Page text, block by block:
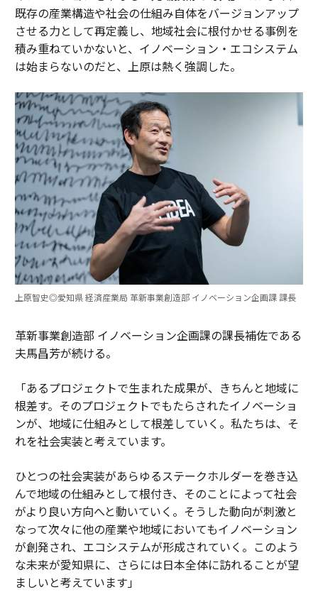
既存の産業構造や社会の仕組み自体をバージョンアップ
させる力として再定義し、地域社会に根付かせる事例を
積み重ねていかないと、イノベーション・エコシステム
は始まらないのだと、上原は熱く強調した。
上原智史◎愛知県 経済産業局 革新事業創造部 イノベーション企画課 課長
革新事業創造部 イノベーション企画課の課長補佐である
夫馬昌芳が続ける。
「あるプロジェクトで生まれた成果が、きちんと地域に
根差す。そのプロジェクトでもたらされたイノベーショ
ンが、地域に仕組みとして根差していく。私たちは、そ
れを社会実装と考えています。
ひとつの社会実装があらゆるステークホルダーを巻き込
んで地域の仕組みとして根付き、そのことによって社会
がより良い方向へと動いていく。そうした動向が刺激と
なって次々に他の産業や地域においてもイノベーション
が創発され、エコシステムが形成されていく。このよう
な未来が愛知県に、さらには日本全体に訪れることが望
ましいと考えています」